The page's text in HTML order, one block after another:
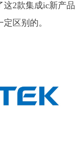
这2款集成ic新产品
区别的。